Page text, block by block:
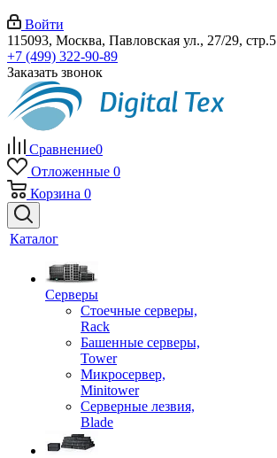
Войти
115093, Москва, Павловская ул., 27/29, стр.5
+7 (499) 322-90-89
Заказать звонок
Сравнение0
Отложенные 0
Корзина 0
Каталог
Серверы
Стоечные серверы,
Rack
Башенные серверы,
Tower
Микросервер,
Minitower
Серверные лезвия,
Blade